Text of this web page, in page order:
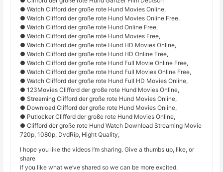
● Watch Clifford der große rote Hund Movies Online,
● Watch Clifford der große rote Hund Movies Online Free,
● Watch Clifford der große rote Hund Online Free,
● Watch Clifford der große rote Hund Movies Free,
● Watch Clifford der große rote Hund HD Movies Online,
● Watch Clifford der große rote Hund HD Online Free,
● Watch Clifford der große rote Hund Full Movie Online Free,
● Watch Clifford der große rote Hund Full Movies Online Free,
● Watch Clifford der große rote Hund Full HD Movies Online,
● 123Movies Clifford der große rote Hund Movies Online,
● Streaming Clifford der große rote Hund Movies Online,
● Download Clifford der große rote Hund Movies Online,
● Putlocker Clifford der große rote Hund Movies Online,
● Clifford der große rote Hund Watch Download Streaming Movie
720p, 1080p, DvdRip, Hight Quality,
I hope you like the videos I’m sharing. Give a thumbs up, like, or
share
if you like what we’ve shared so we can be more excited.